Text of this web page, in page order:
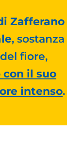
Zafferano
, sostanza
fiore,
il suo
intenso.